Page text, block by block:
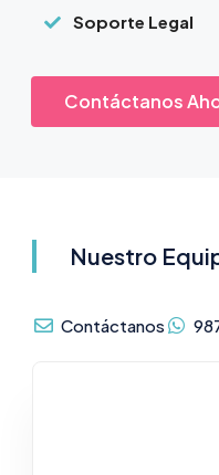
Soporte Legal
Contáctanos
Nuestro
Contáctanos